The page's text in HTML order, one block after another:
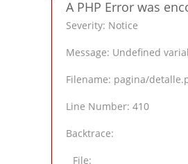
A PHP Error was
Severity: Notice
Message: Undefined
Filename: pagina/
Line Number: 410
Backtrace:
File: